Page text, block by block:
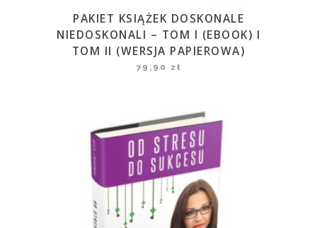
PAKIET KSIĄŻEK DOSKONALE
NIEDOSKONALI – TOM I (EBOOK) I
TOM II (WERSJA PAPIEROWA)
79,90 zł